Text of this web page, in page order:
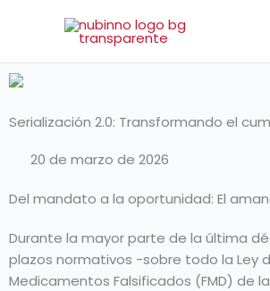
Serialización 2.0: Transformando el
20 de marzo de 2026
Del mandato a la oportunidad: El
Durante la mayor parte de la última
plazos normativos -sobre todo la Ley
Medicamentos Falsificados (FMD) de